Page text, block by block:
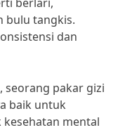
bulu tangkis.
dan
seorang pakar gizi
baik untuk
mental